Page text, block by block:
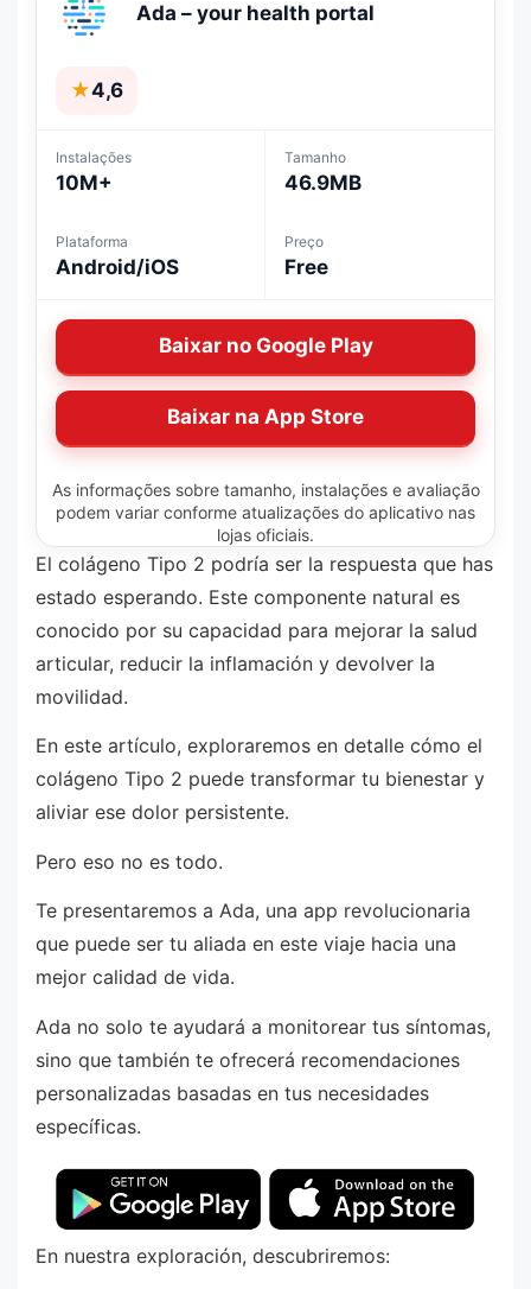
Ada – your health portal
★4,6
Instalações
10M+
Tamanho
46.9MB
Plataforma
Android/iOS
Preço
Free
Baixar no Google Play
Baixar na App Store
As informações sobre tamanho, instalações e avaliação
podem variar conforme atualizações do aplicativo nas
lojas oficiais.
El colágeno Tipo 2 podría ser la respuesta que has
estado esperando. Este componente natural es
conocido por su capacidad para mejorar la salud
articular, reducir la inflamación y devolver la
movilidad.
En este artículo, exploraremos en detalle cómo el
colágeno Tipo 2 puede transformar tu bienestar y
aliviar ese dolor persistente.
Pero eso no es todo.
Te presentaremos a Ada, una app revolucionaria
que puede ser tu aliada en este viaje hacia una
mejor calidad de vida.
Ada no solo te ayudará a monitorear tus síntomas,
sino que también te ofrecerá recomendaciones
personalizadas basadas en tus necesidades
específicas.
En nuestra exploración, descubriremos: